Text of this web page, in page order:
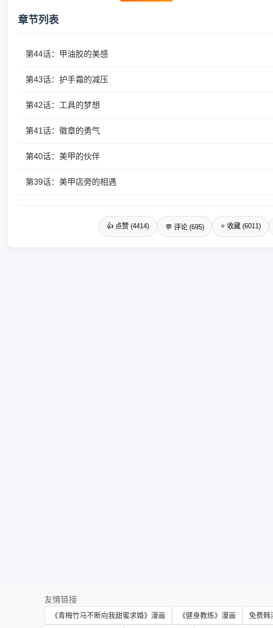
章节列表
第44话：甲油胶的美感
第43话：护手霜的减压
第42话：工具的梦想
第41话：徽章的勇气
第40话：美甲的伙伴
第39话：美甲店旁的相遇
👍 点赞 (4414) 💬 评论 (695) ⭐ 收藏 (6011)
友情链接
《青梅竹马不断向我甜蜜求婚》漫画 《健身教练》漫画 免费韩